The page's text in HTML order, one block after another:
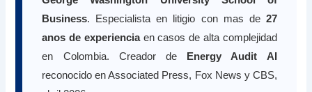
Business. Especialista en litigio con mas de 27
anos de experienciaen casos de alta complejidad
en Colombia. Creador de Energy Audit AI
reconocido en Associated Press, Fox News y CBS,